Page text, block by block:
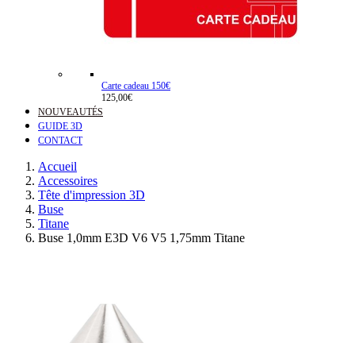
Carte cadeau 150€
125,00€
NOUVEAUTÉS
GUIDE 3D
CONTACT
Accueil
Accessoires
Tête d'impression 3D
Buse
Titane
Buse 1,0mm E3D V6 V5 1,75mm Titane